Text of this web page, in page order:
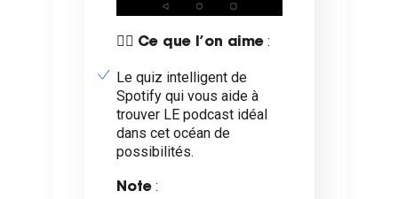
👍🏼 Ce que l’on aime:
Le quiz intelligent de
Spotify qui vous aide à
trouver LE podcast idéal
dans cet océan de
possibilités.
Note: